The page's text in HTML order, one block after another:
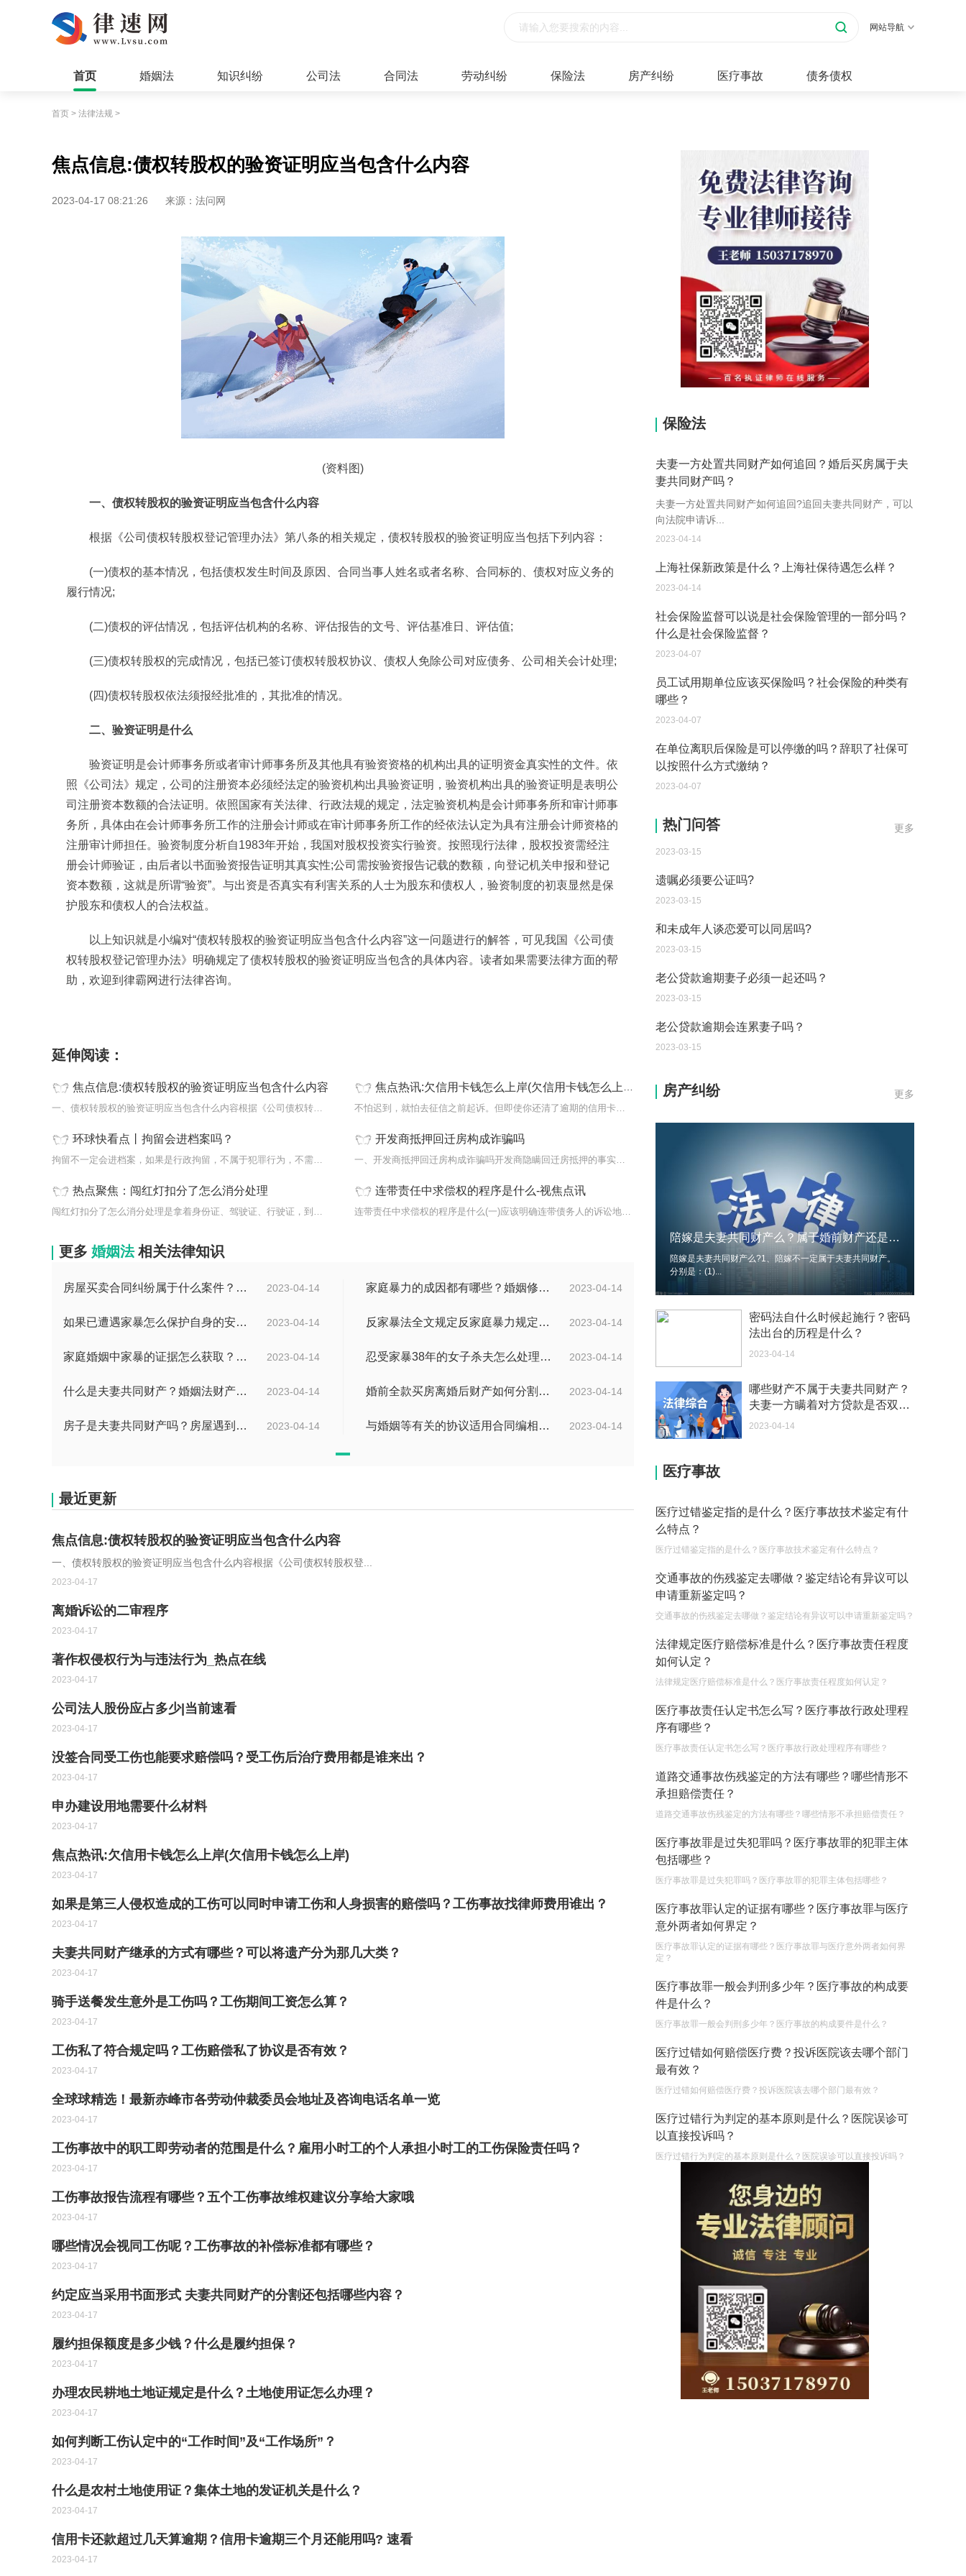
网站导航
首页 婚姻法 知识纠纷 公司法 合同法 劳动纠纷 保险法 房产纠纷 医疗事故 债务债权
首页 > 法律法规 >
焦点信息:债权转股权的验资证明应当包含什么内容
2023-04-17 08:21:26 来源：法问网
(资料图)
一、债权转股权的验资证明应当包含什么内容
根据《公司债权转股权登记管理办法》第八条的相关规定，债权转股权的验资证明应当包括下列内容：
(一)债权的基本情况，包括债权发生时间及原因、合同当事人姓名或者名称、合同标的、债权对应义务的
履行情况;
(二)债权的评估情况，包括评估机构的名称、评估报告的文号、评估基准日、评估值;
(三)债权转股权的完成情况，包括已签订债权转股权协议、债权人免除公司对应债务、公司相关会计处理;
(四)债权转股权依法须报经批准的，其批准的情况。
二、验资证明是什么
验资证明是会计师事务所或者审计师事务所及其他具有验资资格的机构出具的证明资金真实性的文件。依
照《公司法》规定，公司的注册资本必须经法定的验资机构出具验资证明，验资机构出具的验资证明是表明公
司注册资本数额的合法证明。依照国家有关法律、行政法规的规定，法定验资机构是会计师事务所和审计师事
务所，具体由在会计师事务所工作的注册会计师或在审计师事务所工作的经依法认定为具有注册会计师资格的
注册审计师担任。验资制度分析自1983年开始，我国对股权投资实行验资。按照现行法律，股权投资需经注
册会计师验证，由后者以书面验资报告证明其真实性;公司需按验资报告记载的数额，向登记机关申报和登记
资本数额，这就是所谓“验资”。与出资是否真实有利害关系的人士为股东和债权人，验资制度的初衷显然是保
护股东和债权人的合法权益。
以上知识就是小编对“债权转股权的验资证明应当包含什么内容”这一问题进行的解答，可见我国《公司债
权转股权登记管理办法》明确规定了债权转股权的验资证明应当包含的具体内容。读者如果需要法律方面的帮
助，欢迎到律霸网进行法律咨询。
延伸阅读：
焦点信息:债权转股权的验资证明应当包含什么内容 焦点热讯:欠信用卡钱怎么上岸(欠信用卡钱怎么上岸)
环球快看点丨拘留会进档案吗？ 开发商抵押回迁房构成诈骗吗
热点聚焦：闯红灯扣分了怎么消分处理 连带责任中求偿权的程序是什么-视焦点讯
更多 婚姻法 相关法律知识
2023-04-14
房屋买卖合同纠纷属于什么案件？屋买卖合同违约怎么起诉？ 2023-04-14
家庭暴力的成因都有哪些？婚姻修复的方法有哪些？
2023-04-14
如果已遭遇家暴怎么保护自身的安全？婚姻纠纷如何收集证据？ 2023-04-14
反家暴法全文规定反家庭暴力规定是什么？婚姻怎么样挽救？
2023-04-14
家庭婚姻中家暴的证据怎么获取？家暴离婚小孩归谁？ 2023-04-14
忍受家暴38年的女子杀夫怎么处理？遇到家暴应该怎么办？
2023-04-14
什么是夫妻共同财产？婚姻法财产分割是怎么规定？ 2023-04-14
婚前全款买房离婚后财产如何分割？房子是夫妻共同财产吗？
2023-04-14
房子是夫妻共同财产吗？房屋遇到拆迁究竟是要房子还是要钱？ 2023-04-14
与婚姻等有关的协议适用合同编相关规定吗？夫妻共同财产的范围有哪些？
最近更新
焦点信息:债权转股权的验资证明应当包含什么内容
一、债权转股权的验资证明应当包含什么内容根据《公司债权转股权登...
2023-04-17
离婚诉讼的二审程序
2023-04-17
著作权侵权行为与违法行为_热点在线
2023-04-17
公司法人股份应占多少|当前速看
2023-04-17
没签合同受工伤也能要求赔偿吗？受工伤后治疗费用都是谁来出？
2023-04-17
申办建设用地需要什么材料
2023-04-17
焦点热讯:欠信用卡钱怎么上岸(欠信用卡钱怎么上岸)
2023-04-17
如果是第三人侵权造成的工伤可以同时申请工伤和人身损害的赔偿吗？工伤事故找律师费用谁出？
2023-04-17
夫妻共同财产继承的方式有哪些？可以将遗产分为那几大类？
2023-04-17
骑手送餐发生意外是工伤吗？工伤期间工资怎么算？
2023-04-17
工伤私了符合规定吗？工伤赔偿私了协议是否有效？
2023-04-17
全球球精选！最新赤峰市各劳动仲裁委员会地址及咨询电话名单一览
2023-04-17
工伤事故中的职工即劳动者的范围是什么？雇用小时工的个人承担小时工的工伤保险责任吗？
2023-04-17
工伤事故报告流程有哪些？五个工伤事故维权建议分享给大家哦
2023-04-17
哪些情况会视同工伤呢？工伤事故的补偿标准都有哪些？
2023-04-17
约定应当采用书面形式 夫妻共同财产的分割还包括哪些内容？
2023-04-17
履约担保额度是多少钱？什么是履约担保？
2023-04-17
办理农民耕地土地证规定是什么？土地使用证怎么办理？
2023-04-17
如何判断工伤认定中的“工作时间”及“工作场所”？
2023-04-17
什么是农村土地使用证？集体土地的发证机关是什么？
2023-04-17
信用卡还款超过几天算逾期？信用卡逾期三个月还能用吗? 速看
2023-04-17
保险法
夫妻一方处置共同财产如何追回？婚后买房属于夫
妻共同财产吗？
夫妻一方处置共同财产如何追回?追回夫妻共同财产，可以
向法院申请诉...
2023-04-14
上海社保新政策是什么？上海社保待遇怎么样？
2023-04-14
社会保险监督可以说是社会保险管理的一部分吗？
什么是社会保险监督？
2023-04-07
员工试用期单位应该买保险吗？社会保险的种类有
哪些？
2023-04-07
在单位离职后保险是可以停缴的吗？辞职了社保可
以按照什么方式缴纳？
2023-04-07
更多
热门问答
遗嘱的数量有规定吗？
2023-03-15
2023-03-15
2023-03-15
2023-03-15
2023-03-13
由于工作疏忽发生技术性差错而造成多缴或误缴税
款的可以申请退税吗？
2023-03-13
直接提起行政诉讼的诉讼时效是多久呢？
2023-03-13
生育保险交满一年才可以报销吗？
节假日免费时段到底是如何算起的呢？
2023-03-13
驾驶机动车在市区逆行的怎么罚款和扣分呢？
2023-03-13
法院对交通事故责任认定书是如何审查的？
跨国婚姻的好处有哪些?
2023-03-21
2023-03-15
更多
房产纠纷
陪嫁是夫妻共同财产么？属于婚前财产还是婚后财产？
陪嫁是夫妻共同财产么?1、陪嫁不一定属于夫妻共同财产。
分别是：(1)...
密码法自什么时候起施行？密码
法出台的历程是什么？
2023-04-14
哪些财产不属于夫妻共同财产？
夫妻一方瞒着对方贷款是否双方
共同偿还？
2023-04-14
医疗事故
医疗过错鉴定指的是什么？医疗事故技术鉴定有什
么特点？
医疗过错鉴定指的是什么？医疗事故技术鉴定有什么特点？
交通事故的伤残鉴定去哪做？鉴定结论有异议可以
申请重新鉴定吗？
交通事故的伤残鉴定去哪做？鉴定结论有异议可以申请重新鉴定吗？
法律规定医疗赔偿标准是什么？医疗事故责任程度
如何认定？
法律规定医疗赔偿标准是什么？医疗事故责任程度如何认定？
医疗事故责任认定书怎么写？医疗事故行政处理程
序有哪些？
医疗事故责任认定书怎么写？医疗事故行政处理程序有哪些？
道路交通事故伤残鉴定的方法有哪些？哪些情形不
承担赔偿责任？
道路交通事故伤残鉴定的方法有哪些？哪些情形不承担赔偿责任？
医疗事故罪是过失犯罪吗？医疗事故罪的犯罪主体
包括哪些？
医疗事故罪是过失犯罪吗？医疗事故罪的犯罪主体包括哪些？
医疗事故罪认定的证据有哪些？医疗事故罪与医疗
意外两者如何界定？
医疗事故罪认定的证据有哪些？医疗事故罪与医疗意外两者如何界
定？
医疗事故罪一般会判刑多少年？医疗事故的构成要
件是什么？
医疗事故罪一般会判刑多少年？医疗事故的构成要件是什么？
医疗过错如何赔偿医疗费？投诉医院该去哪个部门
最有效？
医疗过错如何赔偿医疗费？投诉医院该去哪个部门最有效？
医疗过错行为判定的基本原则是什么？医院误诊可
以直接投诉吗？
医疗过错行为判定的基本原则是什么？医院误诊可以直接投诉吗？